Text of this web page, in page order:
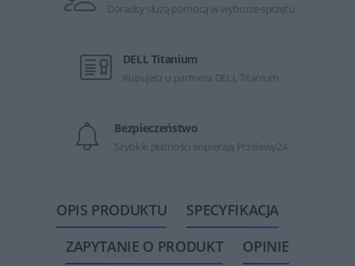
Doradcy służą pomocą w wyborze sprzętu
DELL Titanium
Kupujesz u partnera DELL Titanium
Bezpieczeństwo
Szybkie płatności wspierają Przelewy24
OPIS PRODUKTU
SPECYFIKACJA
ZAPYTANIE O PRODUKT
OPINIE